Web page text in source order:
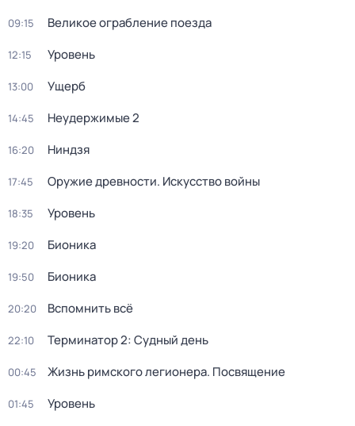
09:15 Великое ограбление поезда
12:15 Уровень
13:00 Ущерб
14:45 Неудержимые 2
16:20 Ниндзя
17:45 Оружие древности. Искусство войны
18:35 Уровень
19:20 Бионика
19:50 Бионика
20:20 Вспомнить всё
22:10 Терминатор 2: Судный день
00:45 Жизнь римского легионера. Посвящение
01:45 Уровень